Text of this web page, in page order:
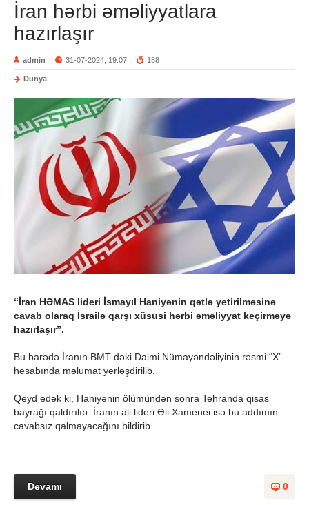
İran hərbi əməliyyatlara
hazırlaşır
admin 31-07-2024, 19:07 188
Dünya
“İran HƏMAS lideri İsmayıl Haniyənin qətlə yetirilməsinə
cavab olaraq İsrailə qarşı xüsusi hərbi əməliyyat keçirməyə
hazırlaşır”.
Bu barədə İranın BMT-dəki Daimi Nümayəndəliyinin rəsmi “X”
hesabında məlumat yerləşdirilib.
Qeyd edək ki, Haniyənin ölümündən sonra Tehranda qisas
bayrağı qaldırılıb. İranın ali lideri Əli Xamenei isə bu addımın
cavabsız qalmayacağını bildirib.
0
Devamı